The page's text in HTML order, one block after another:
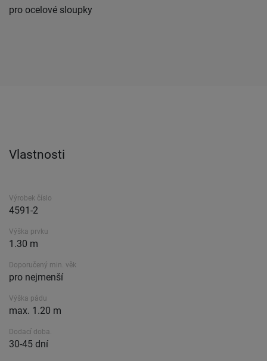
pro ocelové sloupky
Vlastnosti
Výrobek číslo
4591-2
Výška prvku
1.30 m
Doporučený min. věk
pro nejmenší
Výška pádu
max. 1.20 m
Dodací doba.
30-45 dní